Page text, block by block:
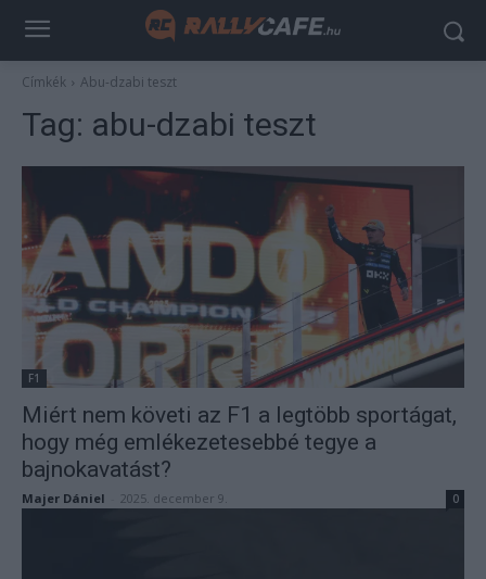
Címkék Abu-dzabi teszt
Tag: abu-dzabi teszt
F1
Miért nem követi az F1 a legtöbb sportágat,
hogy még emlékezetesebbé tegye a
bajnokavatást?
Majer Dániel 2025. december 9. 0